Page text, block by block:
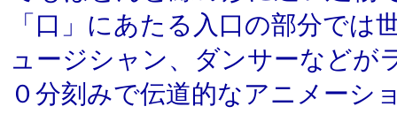
「口」にあたる入口の部分では
ュージシャン、ダンサーなどが
０分刻みで伝道的なアニメーシ